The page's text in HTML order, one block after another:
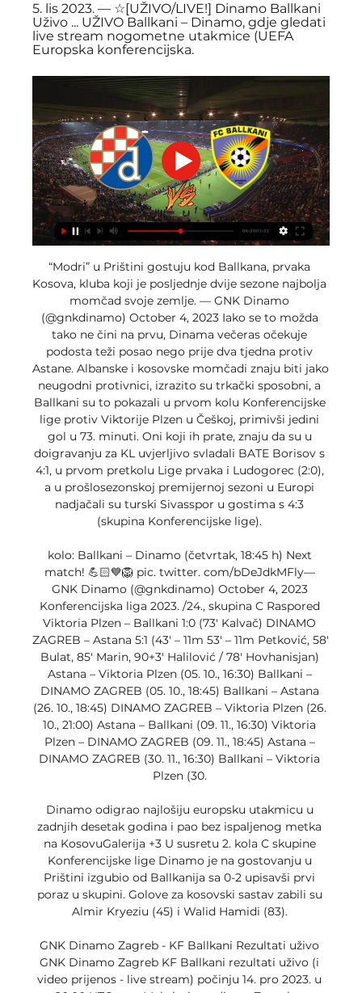
5. lis 2023. — ☆[UŽIVO/LIVE!] Dinamo Ballkani
Uživo ... UŽIVO Ballkani – Dinamo, gdje gledati
live stream nogometne utakmice (UEFA
Europska konferencijska.
“Modri” u Prištini gostuju kod Ballkana, prvaka
Kosova, kluba koji je posljednje dvije sezone najbolja
momčad svoje zemlje. — GNK Dinamo
(@gnkdinamo) October 4, 2023 Iako se to možda
tako ne čini na prvu, Dinama večeras očekuje
podosta teži posao nego prije dva tjedna protiv
Astane. Albanske i kosovske momčadi znaju biti jako
neugodni protivnici, izrazito su trkački sposobni, a
Ballkani su to pokazali u prvom kolu Konferencijske
lige protiv Viktorije Plzen u Češkoj, primivši jedini
gol u 73. minuti. Oni koji ih prate, znaju da su u
doigravanju za KL uvjerljivo svladali BATE Borisov s
4:1, u prvom pretkolu Lige prvaka i Ludogorec (2:0),
a u prošlosezonskoj premijernoj sezoni u Europi
nadjačali su turski Sivasspor u gostima s 4:3
(skupina Konferencijske lige).
kolo: Ballkani – Dinamo (četvrtak, 18:45 h) Next
match! 💪🏻💙🦁 pic. twitter. com/bDeJdkMFly—
GNK Dinamo (@gnkdinamo) October 4, 2023
Konferencijska liga 2023. /24., skupina C Raspored
Viktoria Plzen – Ballkani 1:0 (73′ Kalvač) DINAMO
ZAGREB – Astana 5:1 (43′ – 11m 53′ – 11m Petković, 58′
Bulat, 85′ Marin, 90+3′ Halilović / 78′ Hovhanisjan)
Astana – Viktoria Plzen (05. 10., 16:30) Ballkani –
DINAMO ZAGREB (05. 10., 18:45) Ballkani – Astana
(26. 10., 18:45) DINAMO ZAGREB – Viktoria Plzen (26.
10., 21:00) Astana – Ballkani (09. 11., 16:30) Viktoria
Plzen – DINAMO ZAGREB (09. 11., 18:45) Astana –
DINAMO ZAGREB (30. 11., 16:30) Ballkani – Viktoria
Plzen (30.
Dinamo odigrao najlošiju europsku utakmicu u
zadnjih desetak godina i pao bez ispaljenog metka
na KosovuGalerija +3 U susretu 2. kola C skupine
Konferencijske lige Dinamo je na gostovanju u
Prištini izgubio od Ballkanija sa 0-2 upisavši prvi
poraz u skupini. Golove za kosovski sastav zabili su
Almir Kryeziu (45) i Walid Hamidi (83).
GNK Dinamo Zagreb - KF Ballkani Rezultati uživo
GNK Dinamo Zagreb KF Ballkani rezultati uživo (i
video prijenos - live stream) počinju 14. pro 2023. u